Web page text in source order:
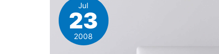
Jul
23
2008